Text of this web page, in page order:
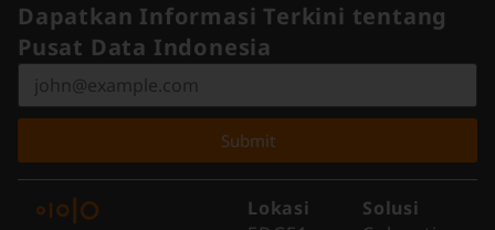
Dapatkan Informasi Terkini tentang
Pusat Data Indonesia
Submit
Lokasi
Solusi